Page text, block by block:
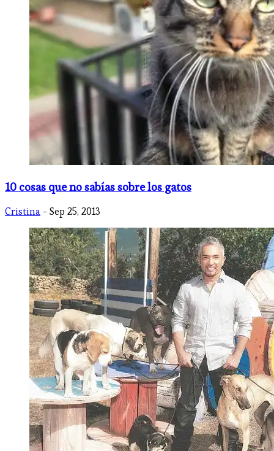
10 cosas que no sabías sobre los gatos
Cristina - Sep 25, 2013